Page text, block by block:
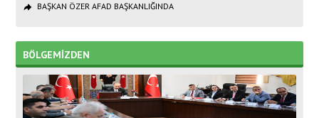
BAŞKAN ÖZER AFAD BAŞKANLIĞINDA
BÖLGEMİZDEN